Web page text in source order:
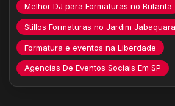
Melhor DJ para Formaturas no Butantã
Stillos Formaturas no Jardim Jabaquara
Formatura e eventos na Liberdade
Agencias De Eventos Sociais Em SP